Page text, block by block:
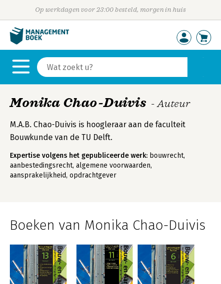
Op werkdagen voor 23:00 besteld, morgen in huis
Monika Chao-Duivis - Auteur
M.A.B. Chao-Duivis is hoogleraar aan de faculteit
Bouwkunde van de TU Delft.
Expertise volgens het gepubliceerde werk: bouwrecht,
aanbestedingsrecht, algemene voorwaarden,
aansprakelijkheid, opdrachtgever
Boeken van Monika Chao-Duivis